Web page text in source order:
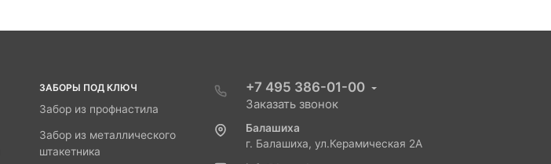
ЗАБОРЫ ПОД КЛЮЧ
Забор из профнастила
Забор из металлического
штакетника
+7 495 386-01-00
Заказать звонок
Балашиха
г. Балашиха, ул.Керамическая 2А